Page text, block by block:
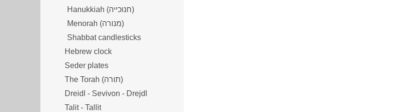
Hanukkiah (חנוכייה)
Menorah (מנורה‎)
Shabbat candlesticks
Hebrew clock
Seder plates
The Torah (תורה)
Dreidl - Sevivon - Drejdl
Talit - Tallit